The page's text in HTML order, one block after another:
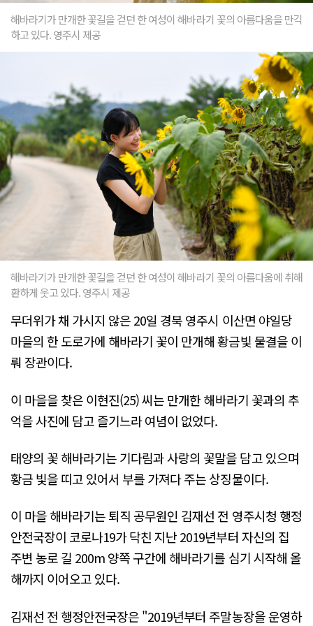
해바라기가 만개한 꽃길을 걷던 한 여성이 해바라기 꽃의 아름다움을 만긱
하고 있다. 영주시 제공
해바라기가 만개한 꽃길을 걷던 한 여성이 해바라기 꽃의 아름다움에 취해
환하게 웃고 있다. 영주시 제공
무더위가 채 가시지 않은 20일 경북 영주시 이산면 야일당
마을의 한 도로가에 해바라기 꽃이 만개해 황금빛 물결을 이
뤄 장관이다.
이 마을을 찾은 이현진(25) 씨는 만개한 해바라기 꽃과의 추
억을 사진에 담고 즐기느라 여념이 없었다.
태양의 꽃 해바라기는 기다림과 사랑의 꽃말을 담고 있으며
황금 빛을 띠고 있어서 부를 가져다 주는 상징물이다.
이 마을 해바라기는 퇴직 공무원인 김재선 전 영주시청 행정
안전국장이 코로나19가 닥친 지난 2019년부터 자신의 집
주변 농로 길 200m 양쪽 구간에 해바라기를 심기 시작해 올
해까지 이어오고 있다.
김재선 전 행정안전국장은 "2019년부터 주말농장을 운영하